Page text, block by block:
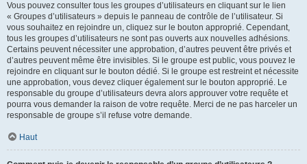
Vous pouvez consulter tous les groupes d’utilisateurs en cliquant sur le lien
« Groupes d’utilisateurs » depuis le panneau de contrôle de l’utilisateur. Si
vous souhaitez en rejoindre un, cliquez sur le bouton approprié. Cependant,
tous les groupes d’utilisateurs ne sont pas ouverts aux nouvelles adhésions.
Certains peuvent nécessiter une approbation, d’autres peuvent être privés et
d’autres peuvent même être invisibles. Si le groupe est public, vous pouvez le
rejoindre en cliquant sur le bouton dédié. Si le groupe est restreint et nécessite
une approbation, vous devez cliquer également sur le bouton approprié. Le
responsable du groupe d’utilisateurs devra alors approuver votre requête et
pourra vous demander la raison de votre requête. Merci de ne pas harceler un
responsable de groupe s’il refuse votre demande.
Haut